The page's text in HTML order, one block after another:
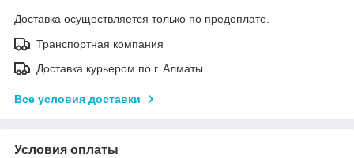
Доставка осуществляется только по предоплате.
Транспортная компания
Доставка курьером по г. Алматы
Все условия доставки
Условия оплаты